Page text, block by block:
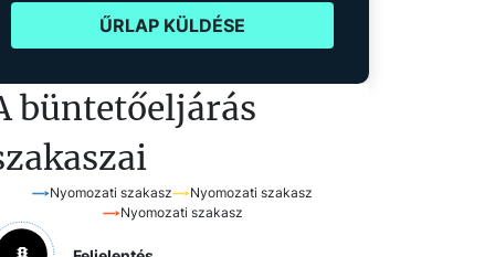
ŰRLAP KÜLDÉSE
büntetőeljárás
Nyomozati szakasz
Nyomozati szakasz
Nyomozati szakasz